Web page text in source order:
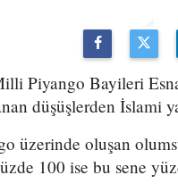
Piyango Bayileri
düşüşlerden İslami
üzerinde oluşan
100 ise bu sene